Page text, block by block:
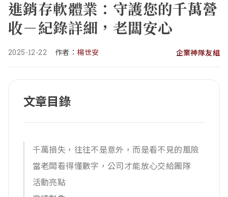
進銷存軟體業：守護您的千萬營
收－紀錄詳細，老闆安心
2025-12-22 作者：楊世安 企業神隊友組
文章目錄
千萬損失，往往不是意外，而是看不見的風險
當老闆看得懂數字，公司才能放心交給團隊
活動亮點